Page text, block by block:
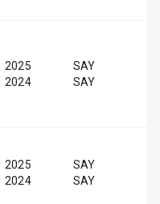
2025
2024
SAY
SAY
2025
2024
SAY
SAY